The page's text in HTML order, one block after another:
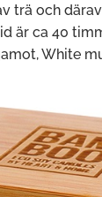
trä och
är ca 40
White